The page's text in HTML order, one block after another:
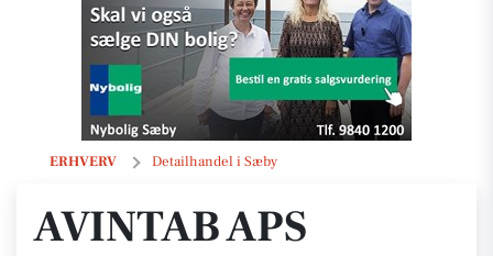
ERHVERV Detailhandel i Sæby
Avintab ApS
AVINTAB APS